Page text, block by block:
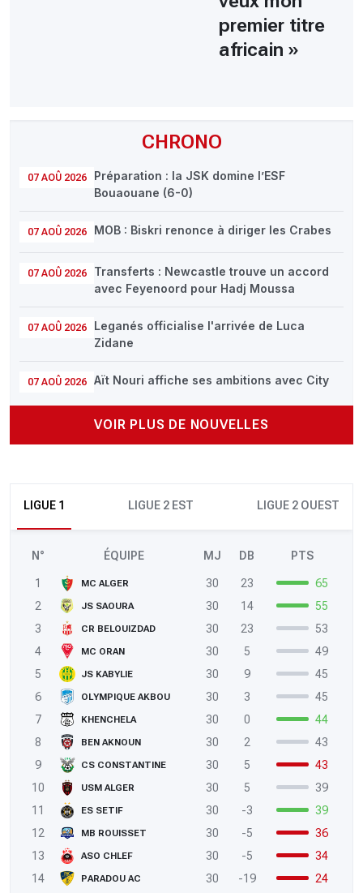
CHRONO
07 AOÛ 2026
Préparation : la JSK domine l’ESF
Bouaouane (6-0)
07 AOÛ 2026 MOB : Biskri renonce à diriger les Crabes
07 AOÛ 2026
Transferts : Newcastle trouve un accord
avec Feyenoord pour Hadj Moussa
07 AOÛ 2026
Leganés officialise l'arrivée de Luca
Zidane
07 AOÛ 2026 Aït Nouri affiche ses ambitions avec City
VOIR PLUS DE NOUVELLES
LIGUE 1 LIGUE 2 EST LIGUE 2 OUEST
N° ÉQUIPE MJ DB PTS
1 MC ALGER 30 23
65
2
JS SAOURA 30 14
55
3
CR BELOUIZDAD 30 23
53
4
MC ORAN 30 5
49
5
JS KABYLIE 30 9
45
6
OLYMPIQUE AKBOU 30 3
45
7
KHENCHELA 30 0
44
8
BEN AKNOUN 30 2
43
9
CS CONSTANTINE 30 5
43
10
USM ALGER 30 5
39
11
ES SETIF 30 -3
39
12
MB ROUISSET 30 -5
36
13
ASO CHLEF 30 -5
34
14
PARADOU AC 30 -19
24
premier titre
africain »